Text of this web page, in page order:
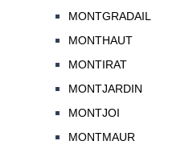
MONTGRADAIL
MONTHAUT
MONTIRAT
MONTJARDIN
MONTJOI
MONTMAUR